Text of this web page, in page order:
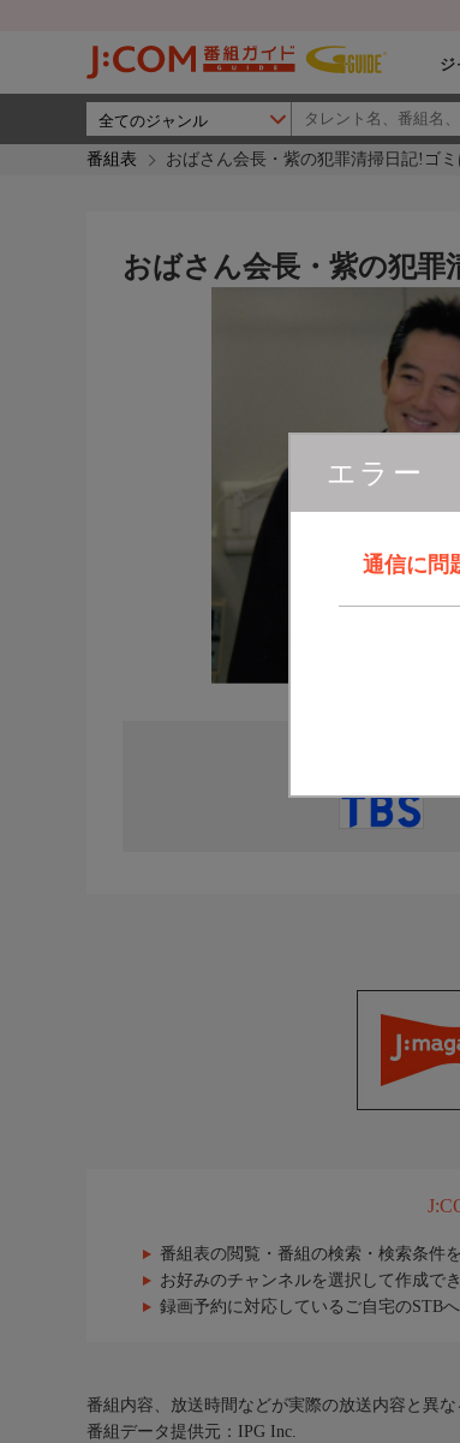
ジ
番組表 おばさん会長・紫の犯罪清掃日記!ゴ
エラー
通信に問
おばさん会長・紫の犯
番組表の閲覧・番組の検索・検索条件
お好みのチャンネルを選択して作成で
録画予約に対応しているご自宅のSTB
番組内容、放送時間などが実際の放送内容と異な
番組データ提供元：IPG Inc.